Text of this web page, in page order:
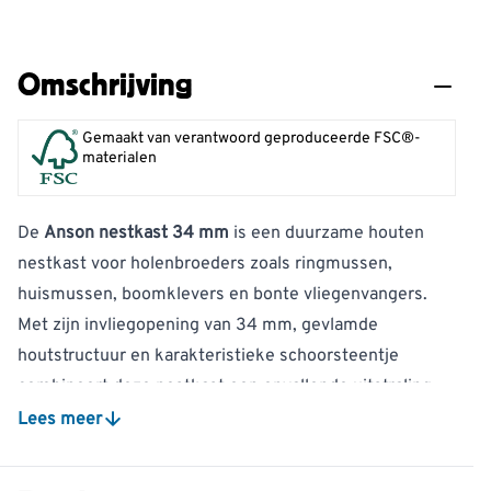
Omschrijving
Gemaakt van verantwoord geproduceerde FSC®-
materialen
De Anson nestkast 34 mm is een duurzame houten
nestkast voor holenbroeders zoals ringmussen,
huismussen, boomklevers en bonte vliegenvangers.
Met zijn invliegopening van 34 mm, gevlamde
houtstructuur en karakteristieke schoorsteentje
combineert deze nestkast een opvallende uitstraling
met praktische eigenschappen.
Lees meer